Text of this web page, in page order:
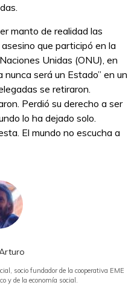
manto de realidad las
que participó en la
Unidas (ONU), en
será un Estado” en un
se retiraron.
Perdió su derecho a ser
lo ha dejado solo.
El mundo no escucha a
socio fundador de la cooperativa EME
y de la economía social.